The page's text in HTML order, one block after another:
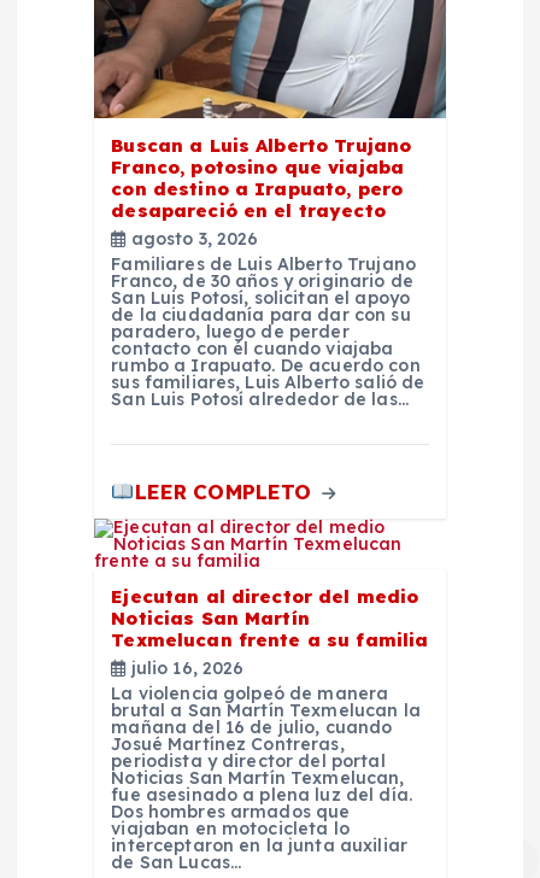
Buscan a Luis Alberto Trujano
Franco, potosino que viajaba
con destino a Irapuato, pero
desapareció en el trayecto
agosto 3, 2026
Familiares de Luis Alberto Trujano
Franco, de 30 años y originario de
San Luis Potosí, solicitan el apoyo
de la ciudadanía para dar con su
paradero, luego de perder
contacto con él cuando viajaba
rumbo a Irapuato. De acuerdo con
sus familiares, Luis Alberto salió de
San Luis Potosí alrededor de las…
LEER COMPLETO
Ejecutan al director del medio
Noticias San Martín
Texmelucan frente a su familia
julio 16, 2026
La violencia golpeó de manera
brutal a San Martín Texmelucan la
mañana del 16 de julio, cuando
Josué Martínez Contreras,
periodista y director del portal
Noticias San Martín Texmelucan,
fue asesinado a plena luz del día.
Dos hombres armados que
viajaban en motocicleta lo
interceptaron en la junta auxiliar
de San Lucas…